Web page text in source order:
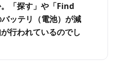
「探す」や「Find
ッテリ（電池）が減
行われているのでし